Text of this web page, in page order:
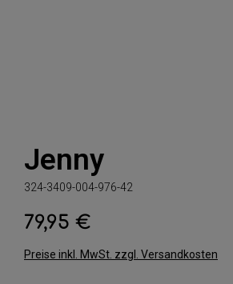
Jenny
324-3409-004-976-42
Regulärer Preis:
79,95 €
Preise inkl. MwSt. zzgl. Versandkosten